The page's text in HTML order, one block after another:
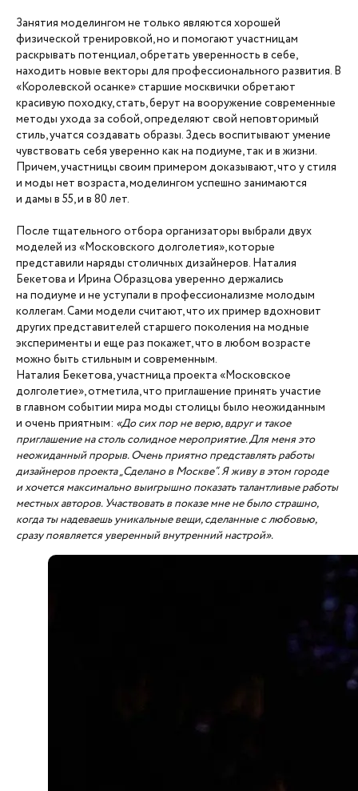
Занятия моделингом не только являются хорошей
физической тренировкой, но и помогают участницам
раскрывать потенциал, обретать уверенность в себе,
находить новые векторы для профессионального развития. В
«Королевской осанке» старшие москвички обретают
красивую походку, стать, берут на вооружение современные
методы ухода за собой, определяют свой неповторимый
стиль, учатся создавать образы. Здесь воспитывают умение
чувствовать себя уверенно как на подиуме, так и в жизни.
Причем, участницы своим примером доказывают, что у стиля
и моды нет возраста, моделингом успешно занимаются
и дамы в 55, и в 80 лет.
После тщательного отбора организаторы выбрали двух
моделей из «Московского долголетия», которые
представили наряды столичных дизайнеров. Наталия
Бекетова и Ирина Образцова уверенно держались
на подиуме и не уступали в профессионализме молодым
коллегам. Сами модели считают, что их пример вдохновит
других представителей старшего поколения на модные
эксперименты и еще раз покажет, что в любом возрасте
можно быть стильным и современным.
Наталия Бекетова, участница проекта «Московское
долголетие», отметила, что приглашение принять участие
в главном событии мира моды столицы было неожиданным
и очень приятным: «До сих пор не верю, вдруг и такое
приглашение на столь солидное мероприятие. Для меня это
неожиданный прорыв. Очень приятно представлять работы
дизайнеров проекта „Сделано в Москве“. Я живу в этом городе
и хочется максимально выигрышно показать талантливые работы
местных авторов. Участвовать в показе мне не было страшно,
когда ты надеваешь уникальные вещи, сделанные с любовью,
сразу появляется уверенный внутренний настрой».